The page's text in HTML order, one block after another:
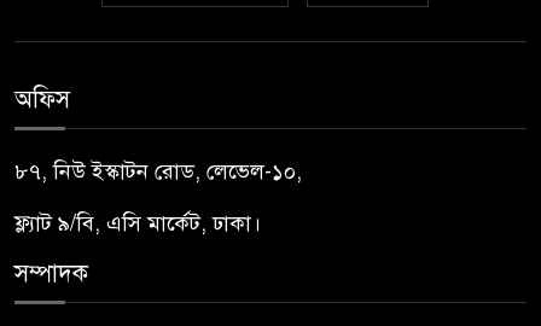
অফিস
৮৭, নিউ ইস্কাটন রোড, লেভেল-১০,
ফ্ল্যাট ৯/বি, এসি মার্কেট, ঢাকা।
সম্পাদক